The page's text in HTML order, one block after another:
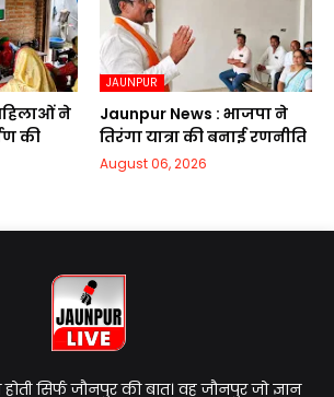
ने
की
JAUNPUR
Jaunpur News : भाजपा ने
तिरंगा यात्रा की बनाई रणनीति
August 06, 2026
सिर्फ जौनपुर की बात। वह जौनपुर जो ज्ञान